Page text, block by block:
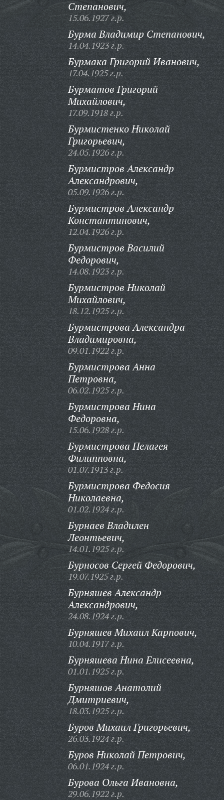
Степанович,
15.06.1927 г.р.
Бурма Владимир Степанович,
14.04.1923 г.р.
Бурмака Григорий Иванович,
17.04.1925 г.р.
Бурматов Григорий
Михайлович,
17.09.1918 г.р.
Бурмистенко Николай
Григорьевич,
24.05.1926 г.р.
Бурмистров Александр
Александрович,
05.09.1926 г.р.
Бурмистров Александр
Константинович,
12.04.1926 г.р.
Бурмистров Василий
Федорович,
14.08.1923 г.р.
Бурмистров Николай
Михайлович,
18.12.1925 г.р.
Бурмистрова Александра
Владимировна,
09.01.1922 г.р.
Бурмистрова Анна
Петровна,
06.02.1925 г.р.
Бурмистрова Нина
Федоровна,
15.06.1928 г.р.
Бурмистрова Пелагея
Филипповна,
01.07.1913 г.р.
Бурмистрова Федосия
Николаевна,
01.02.1924 г.р.
Бурнаев Владилен
Леонтьевич,
14.01.1925 г.р.
Бурносов Сергей Федорович,
19.07.1925 г.р.
Бурняшев Александр
Александрович,
24.08.1924 г.р.
Бурняшев Михаил Карпович,
10.04.1917 г.р.
Бурняшева Нина Елисеевна,
01.01.1925 г.р.
Бурняшов Анатолий
Дмитриевич,
18.03.1925 г.р.
Буров Михаил Григорьевич,
26.03.1924 г.р.
Буров Николай Петрович,
06.01.1924 г.р.
Бурова Ольга Ивановна,
29.06.1922 г.р.